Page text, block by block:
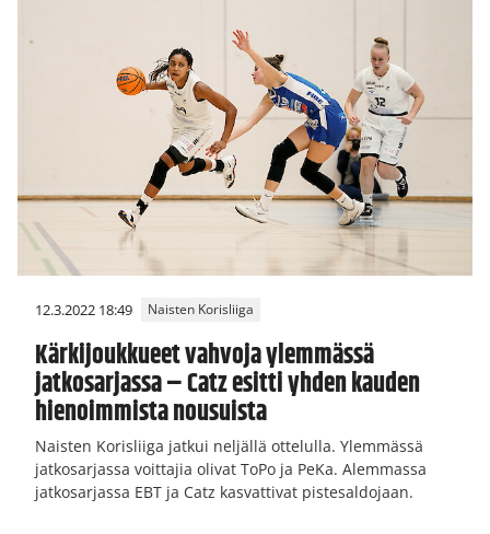
12.3.2022 18:49 Naisten Korisliiga
Kärkijoukkueet vahvoja ylemmässä
jatkosarjassa – Catz esitti yhden kauden
hienoimmista nousuista
Naisten Korisliiga jatkui neljällä ottelulla. Ylemmässä
jatkosarjassa voittajia olivat ToPo ja PeKa. Alemmassa
jatkosarjassa EBT ja Catz kasvattivat pistesaldojaan.